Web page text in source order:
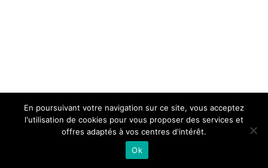
En poursuivant votre navigation sur ce site, vous acceptez
l'utilisation de cookies pour vous proposer des services et
offres adaptés à vos centres d'intérêt.
Ok